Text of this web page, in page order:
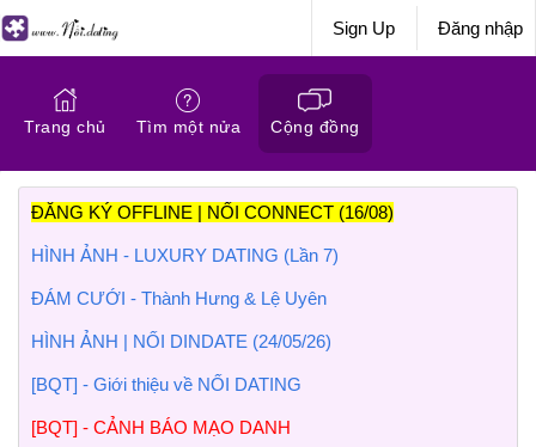
Sign Up Đăng nhập
Trang chủ Tìm một nửa Cộng đồng
ĐĂNG KÝ OFFLINE | NỐI CONNECT (16/08)
HÌNH ẢNH - LUXURY DATING (Lần 7)
ĐÁM CƯỚI - Thành Hưng & Lệ Uyên
HÌNH ẢNH | NỐI DINDATE (24/05/26)
[BQT] - Giới thiệu về NỐI DATING
[BQT] - CẢNH BÁO MẠO DANH